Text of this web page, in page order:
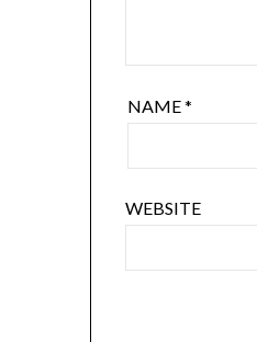
NAME*
WEBSITE